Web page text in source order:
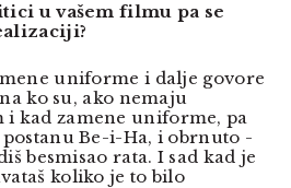
u vašem filmu pa se
uniforme i dalje govore
ko su, ako nemaju
kad zamene uniforme, pa
Be-i-Ha, i obrnuto -
besmisao rata. I sad kad je
koliko je to bilo